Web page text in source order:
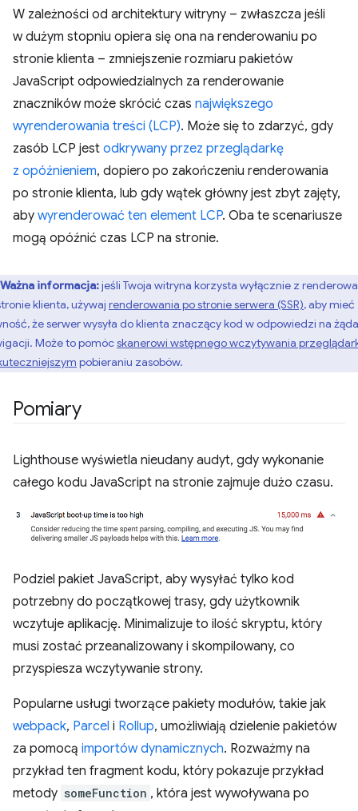
W zależności od architektury witryny – zwłaszcza jeśli
w dużym stopniu opiera się ona na renderowaniu po
stronie klienta – zmniejszenie rozmiaru pakietów
JavaScript odpowiedzialnych za renderowanie
znaczników może skrócić czas największego
wyrenderowania treści (LCP). Może się to zdarzyć, gdy
zasób LCP jest odkrywany przez przeglądarkę
z opóźnieniem, dopiero po zakończeniu renderowania
po stronie klienta, lub gdy wątek główny jest zbyt zajęty,
aby wyrenderować ten element LCP. Oba te scenariusze
mogą opóźnić czas LCP na stronie.
Ważna informacja:jeśli Twoja witryna korzysta wyłącznie z
klienta, używaj renderowania po stronie serwera (SSR), aby mieć
że serwer wysyła do klienta znaczący kod w odpowiedzi na
Może to pomócskanerowi wstępnego wczytywania
pobieraniu zasobów.
Pomiary
Lighthouse wyświetla nieudany audyt, gdy wykonanie
całego kodu JavaScript na stronie zajmuje dużo czasu.
Podziel pakiet JavaScript, aby wysyłać tylko kod
potrzebny do początkowej trasy, gdy użytkownik
wczytuje aplikację. Minimalizuje to ilość skryptu, który
musi zostać przeanalizowany i skompilowany, co
przyspiesza wczytywanie strony.
Popularne usługi tworzące pakiety modułów, takie jak
webpack, Parcel i Rollup, umożliwiają dzielenie pakietów
za pomocą importów dynamicznych. Rozważmy na
przykład ten fragment kodu, który pokazuje przykład
metody someFunction , która jest wywoływana po